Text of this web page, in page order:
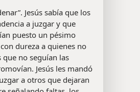
Jesús sabía que los
a juzgar y que
puesto un pésimo
dureza a quienes no
que no seguían las
Jesús les mandó
a otros que dejaran